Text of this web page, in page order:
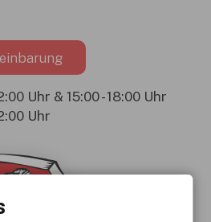
Uhr & 15:00 - 18:00 Uhr
Uhr